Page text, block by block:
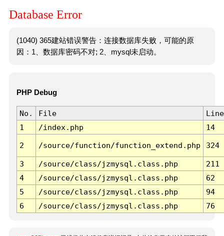
Database Error
(1040) 365建站错误警告：连接数据库失败，可能的原
因：1、数据库密码不对; 2、mysql未启动。
PHP Debug
No. File
Line
1
/index.php 14
2 /source/function/function_extend.php 324
3 /source/class/jzmysql.class.php
211
4
/source/class/jzmysql.class.php
62
5
/source/class/jzmysql.class.php
94
6
/source/class/jzmysql.class.php 76